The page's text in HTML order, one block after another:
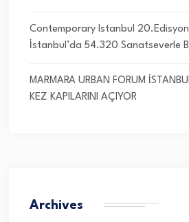
Contemporary Istanbul
İstanbul’da 54.320 Sanatseverle
MARMARA URBAN FORUM
KEZ KAPILARINI AÇIYOR
Archives